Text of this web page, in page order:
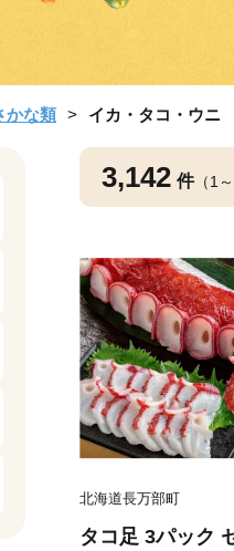
かな類 イカ・タコ・ウニ
3,142 件（1～
北海道長万部町
タコ足 3パック